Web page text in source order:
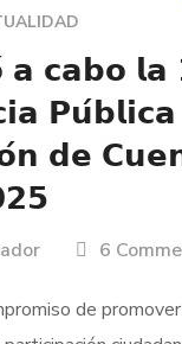
𝗮 𝗰𝗮𝗯𝗼 𝗹𝗮
𝗱𝗲
6
de